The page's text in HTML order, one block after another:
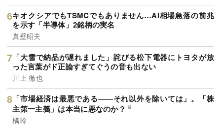
キオクシアでもTSMCでもありません…AI相場急落の前兆
を示す「半導体」2銘柄の実名
真壁昭夫
「大雪で納品が遅れました」詫びる松下電器にトヨタが放
った言葉がド正論すぎてぐうの音も出ない
川上 徹也
「市場経済は最悪である――それ以外を除いては」。「株
主第一主義」は本当に悪なのか？
橘玲